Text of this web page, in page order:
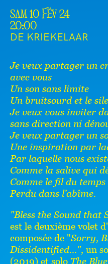
sam 10 Fév 24
20:00
DE KRIEKELAAR
Je veux partager un
avec vous
Un son sans limite
Un bruitsourd et le
Je veux vous inviter
sans direction ni
Je veux partager un
Une inspiration par
Par laquelle nous
Comme la salive qui
Comme le fil du temps
Perdu dans l’abîme.
"Bless the Sound that
est le deuxième volet
composée de "Sorry,
Dissidentified...", un
(2019) et solo The